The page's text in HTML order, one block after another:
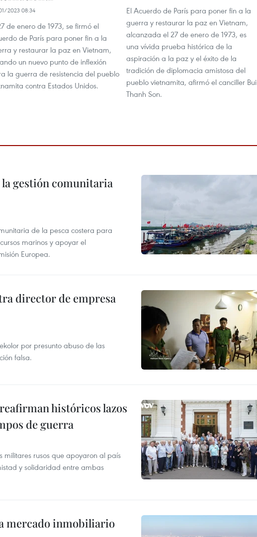
2023 08:34
de enero de 1973, se firmó el
de París para poner fin a la
y restaurar la paz en Vietnam,
un nuevo punto de inflexión
la guerra de resistencia del pueblo
contra Estados Unidos.
El Acuerdo de París para poner fin a la
guerra y restaurar la paz en Vietnam,
alcanzada el 27 de enero de 1973, es
una vívida prueba histórica de la
aspiración a la paz y el éxito de la
tradición de diplomacia amistosa del
pueblo vietnamita, afirmó el canciller Bui
Thanh Son.
gestión comunitaria
de la pesca costera para
marinos y apoyar el
Europea.
director de empresa
por presunto abuso de las
falsa.
históricos lazos
de guerra
militares rusos que apoyaron al país
y solidaridad entre ambas
mercado inmobiliario